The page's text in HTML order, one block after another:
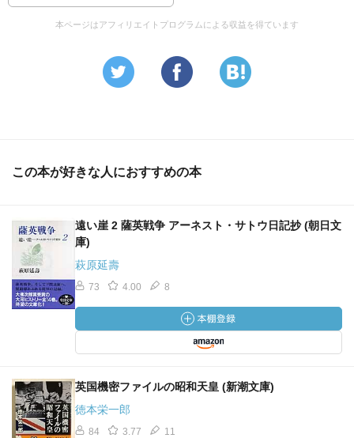
本ページはアフィリエイトプログラムによる収益を得ています
この本が好きな人におすすめの本
遠い崖 2 薩英戦争 アーネスト・サトウ日記抄 (朝日文
庫)
萩原延壽
73 4.00 8
英国機密ファイルの昭和天皇 (新潮文庫)
徳本栄一郎
84 3.77 11